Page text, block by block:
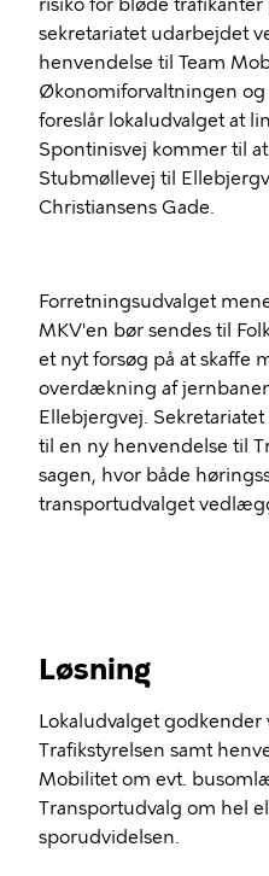
risiko for bløde
sekretariatet udarbejdet
henvendelse til Team
Økonomiforvaltningen
foreslår lokaludvalget at
Spontinisvej kommer til
Stubmøllevej til
Christiansens Gade.
Forretningsudvalget
MKV'en bør sendes til
et nyt forsøg på at skaffe
overdækning af
Ellebjergvej.
til en ny henvendelse til
sagen, hvor både
transportudvalget
Løsning
Lokaludvalget godkender
Trafikstyrelsen samt
Mobilitet om evt.
Transportudvalg om hel
sporudvidelsen.